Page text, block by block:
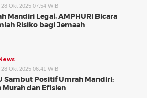
28 Okt 2025 07:54 WIB
Mandiri Legal, AMPHURI Bicara
Risiko bagi Jemaah
28 Okt 2025 06:41 WIB
Sambut Positif Umrah Mandiri:
Murah dan Efisien